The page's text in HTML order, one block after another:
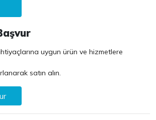
uygun ürün ve hizmetlere
satın alın.